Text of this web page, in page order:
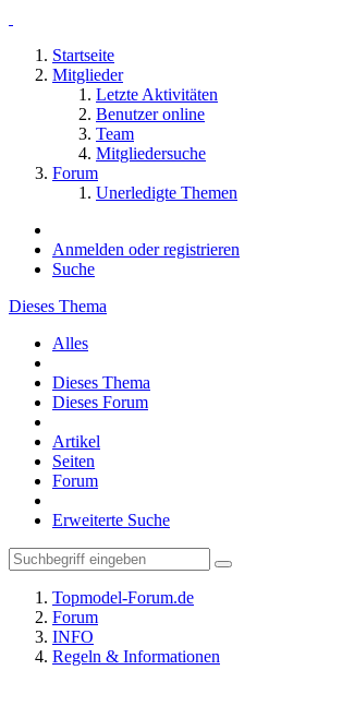
Startseite
Mitglieder
Letzte Aktivitäten
Benutzer online
Team
Mitgliedersuche
Forum
Unerledigte Themen
Anmelden oder registrieren
Suche
Dieses Thema
Alles
Dieses Thema
Dieses Forum
Artikel
Seiten
Forum
Erweiterte Suche
Topmodel-Forum.de
Forum
INFO
Regeln & Informationen